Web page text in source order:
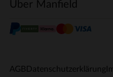
Über Manfield
AGB Datenschutzerklärung